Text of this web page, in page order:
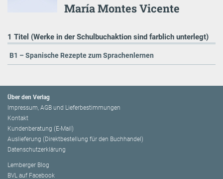
María Montes Vicente
1 Titel (Werke in der Schulbuchaktion sind farblich unterlegt)
B1 – Spanische Rezepte zum Sprachenlernen
Über den Verlag
Impressum, AGB und Lieferbestimmungen
Kontakt
Kundenberatung (E-Mail)
Auslieferung (Direktbestellung für den Buchhandel)
Datenschutzerklärung
Lemberger Blog
BVL auf Facebook